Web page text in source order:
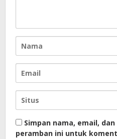
Simpan nama, email,
peramban ini untuk